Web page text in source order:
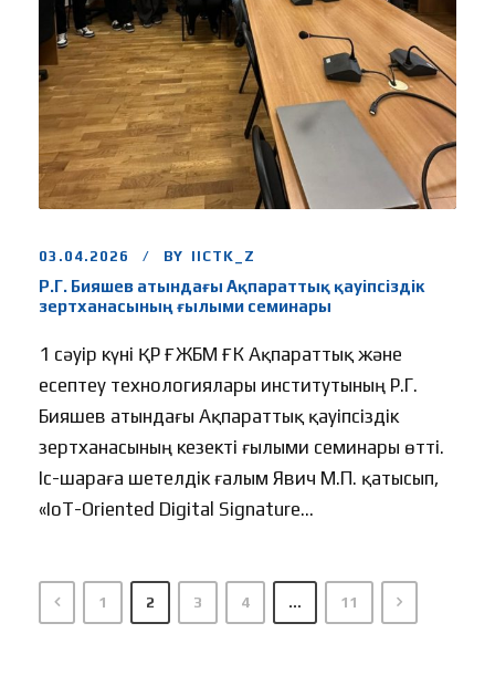
03.04.2026 BY IICTK_Z
Р.Г. Бияшев атындағы Ақпараттық қауіпсіздік
зертханасының ғылыми семинары
1 сәуір күні ҚР ҒЖБМ ҒК Ақпараттық және
есептеу технологиялары институтының Р.Г.
Бияшев атындағы Ақпараттық қауіпсіздік
зертханасының кезекті ғылыми семинары өтті.
Іс-шараға шетелдік ғалым Явич М.П. қатысып,
«IoT-Oriented Digital Signature...
1 2 3 4 … 11